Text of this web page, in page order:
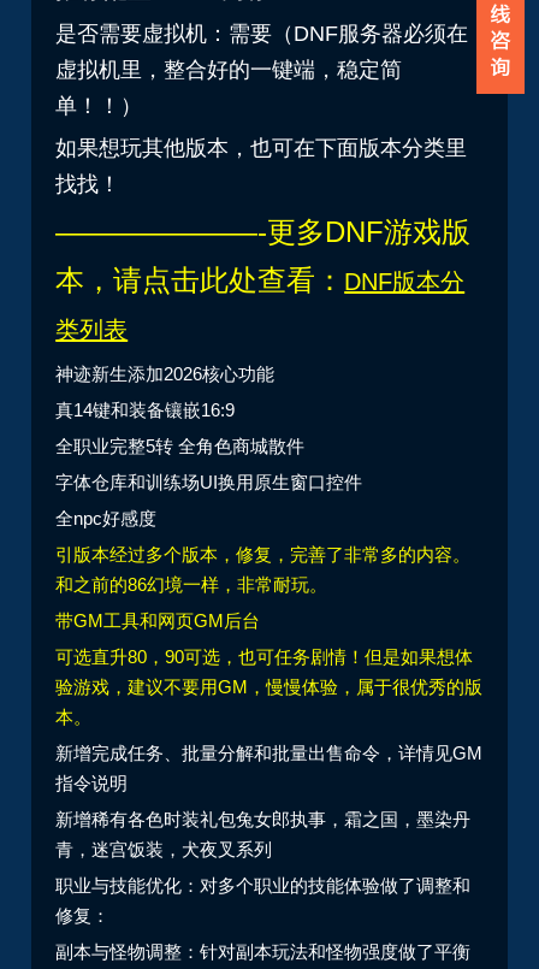
是否需要虚拟机：需要（DNF服务器必须在
虚拟机里，整合好的一键端，稳定简
单！！）
如果想玩其他版本，也可在下面版本分类里
找找！
———————-更多DNF游戏版
本，请点击此处查看： DNF版本分
类列表
神迹新生添加2026核心功能
真14键和装备镶嵌16:9
全职业完整5转 全角色商城散件
字体仓库和训练场UI换用原生窗口控件
全npc好感度
引版本经过多个版本，修复，完善了非常多的内容。
和之前的86幻境一样，非常耐玩。
带GM工具和网页GM后台
可选直升80，90可选，也可任务剧情！但是如果想体
验游戏，建议不要用GM，慢慢体验，属于很优秀的版
本。
新增完成任务、批量分解和批量出售命令，详情见GM
指令说明
新增稀有各色时装礼包兔女郎执事，霜之国，墨染丹
青，迷宫饭装，犬夜叉系列
职业与技能优化：对多个职业的技能体验做了调整和
修复：
副本与怪物调整：针对副本玩法和怪物强度做了平衡